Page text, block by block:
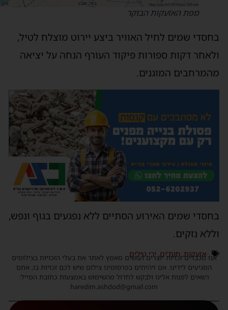
מפת האזעקות הבוקר
שמים לחיל האוויר ביצע יירוט מוצלח לטיל,
דקות ספורות פיקוד העורף הנחה על יציאה
המוגנים.
שמים האירוע הסתיים ללא נפגעים בגוף ונפש,
נזקים.
אזעקות,חות'ים,ירי טילים
אנו מכבדים זכויות יוצרים ועושים מאמץ לאתר את בעלי הזכויות בצילומים
המגיעים לידינו. אם זיהיתים בפרסומינו צילום שיש לכם זכויות בו, אתם
רשאים לפנות אלינו ולבקש לחדול מהשימוש באמצעות כתובת המייל:
haredim.ashdod@gmail.com